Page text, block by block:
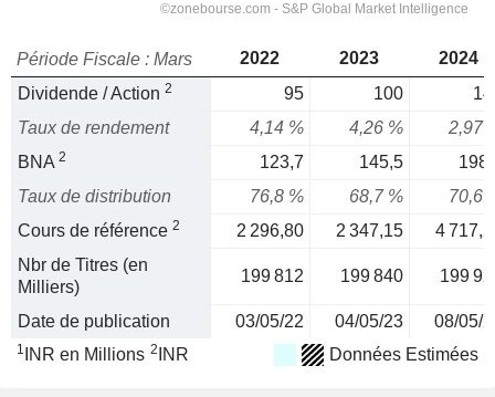
Période Fiscale : Mars 2022 2023
2024
Dividende / Action 2 95 100
Taux de rendement
4,14 % 4,26 %
2,97
BNA 2 123,7 145,5
Taux de distribution
76,8 % 68,7 %
70,6
Cours de référence 2 2 296,80 2 347,15
4
Nbr de Titres (en
Milliers)
199 812 199 840 199
Date de publication 03/05/22 04/05/23 08/05/
1 INR en Millions 2 INR Données Estimées